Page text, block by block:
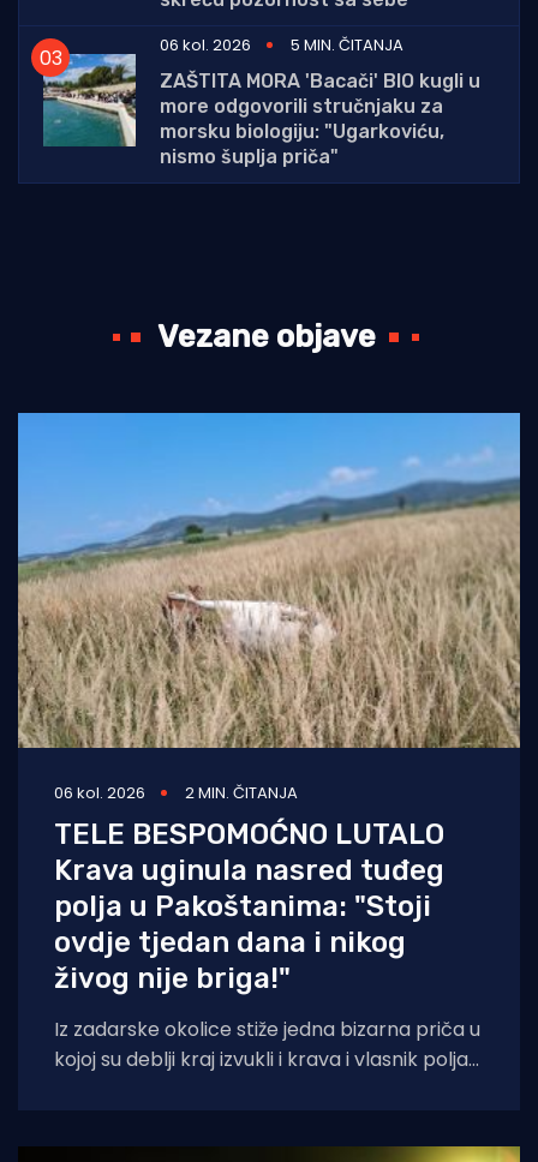
06 kol. 2026
5 MIN. ČITANJA
ZAŠTITA MORA 'Bacači' BIO kugli u
more odgovorili stručnjaku za
morsku biologiju: "Ugarkoviću,
nismo šuplja priča"
Vezane objave
06 kol. 2026 2 MIN. ČITANJA
TELE BESPOMOĆNO LUTALO
Krava uginula nasred tuđeg
polja u Pakoštanima: "Stoji
ovdje tjedan dana i nikog
živog nije briga!"
Iz zadarske okolice stiže jedna bizarna priča u
kojoj su deblji kraj izvukli i krava i vlasnik polja